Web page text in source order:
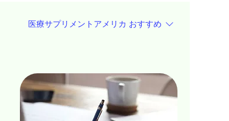
医療サプリメントアメリカ おすすめ